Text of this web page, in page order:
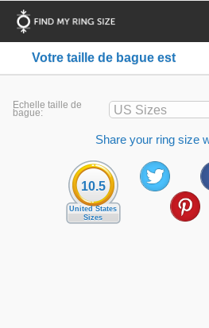
Votre taille de bague est
Echelle taille de
bague: US Sizes
Share your ring size
10.5
United States
Sizes